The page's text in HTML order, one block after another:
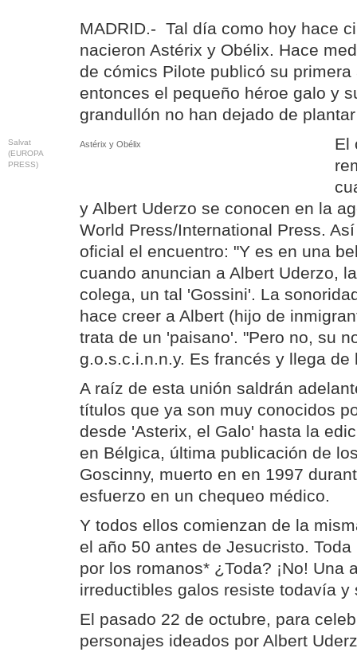
MADRID.- Tal día como hoy hace
nacieron Astérix y Obélix. Hace
de cómics Pilote publicó su
entonces el pequeño héroe galo y
grandullón no han dejado de
Salvat
(EUROPA
PRESS)
Astérix y Obélix
El
y Albert Uderzo se conocen en la
World Press/International Press.
oficial el encuentro: "Y es en una
cuando anuncian a Albert Uderzo,
colega, un tal 'Gossini'. La
hace creer a Albert (hijo de
trata de un 'paisano'. "Pero no, su
g.o.s.c.i.n.n.y. Es francés y llega de
A raíz de esta unión saldrán
títulos que ya son muy conocidos
desde 'Asterix, el Galo' hasta la
en Bélgica, última publicación de
Goscinny, muerto en en 1997
esfuerzo en un chequeo médico.
Y todos ellos comienzan de la
el año 50 antes de Jesucristo.
por los romanos* ¿Toda? ¡No! Una
irreductibles galos resiste todavía y
El pasado 22 de octubre, para
personajes ideados por Albert